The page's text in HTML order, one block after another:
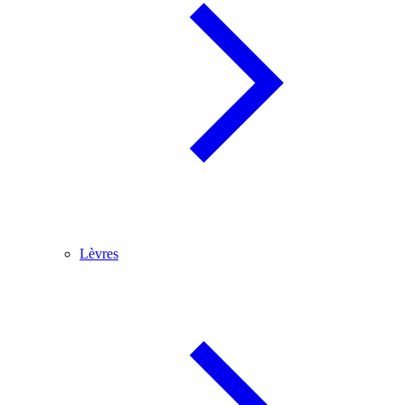
Lèvres